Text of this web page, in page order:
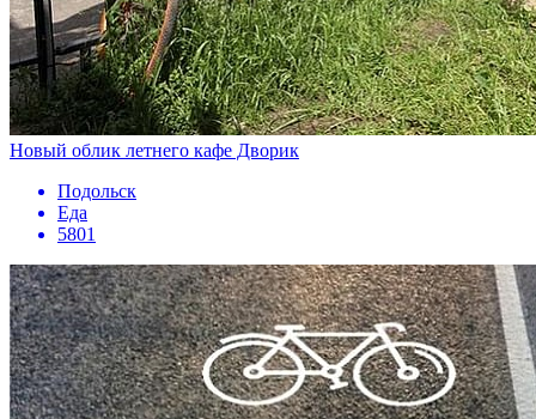
Новый облик летнего кафе Дворик
Подольск
Еда
5801